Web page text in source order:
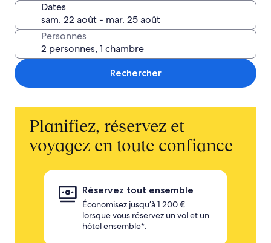
Dates
Personnes
Rechercher
Planifiez, réservez et
voyagez en toute confiance
Réservez tout ensemble
Économisez jusqu’à 1 200 €
lorsque vous réservez un vol et un
hôtel ensemble*.